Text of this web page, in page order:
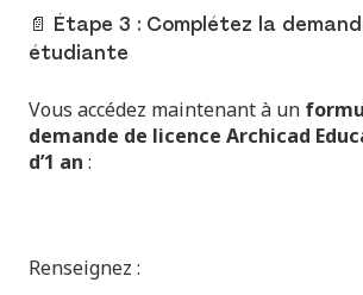
📄 Étape 3 : Complétez la
étudiante
Vous accédez maintenant à un
demande de licence Archicad
d’1 an :
Renseignez :